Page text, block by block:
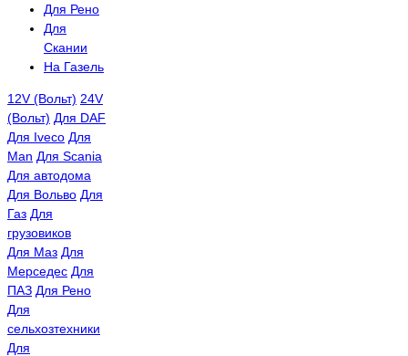
Для Рено
Для
Скании
На Газель
12V (Вольт) 24V
(Вольт) Для DAF
Для Iveco Для
Man Для Scania
Для автодома
Для Вольво Для
Газ Для
грузовиков
Для Маз Для
Мерседес Для
ПАЗ Для Рено
Для
сельхозтехники
Для